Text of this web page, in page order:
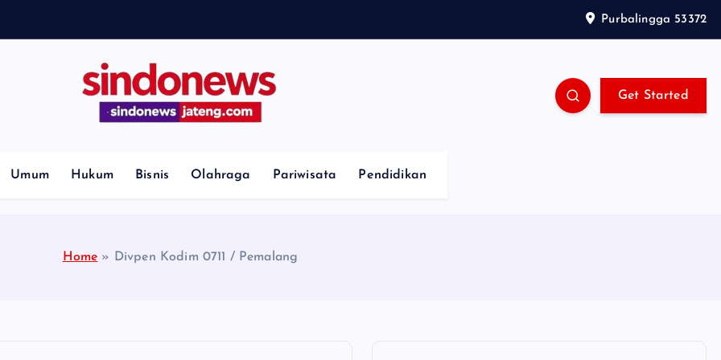
Purbalingga 53372
Get Started
Umum Hukum Bisnis Olahraga Pariwisata Pendidikan
Home » Divpen Kodim 0711 / Pemalang